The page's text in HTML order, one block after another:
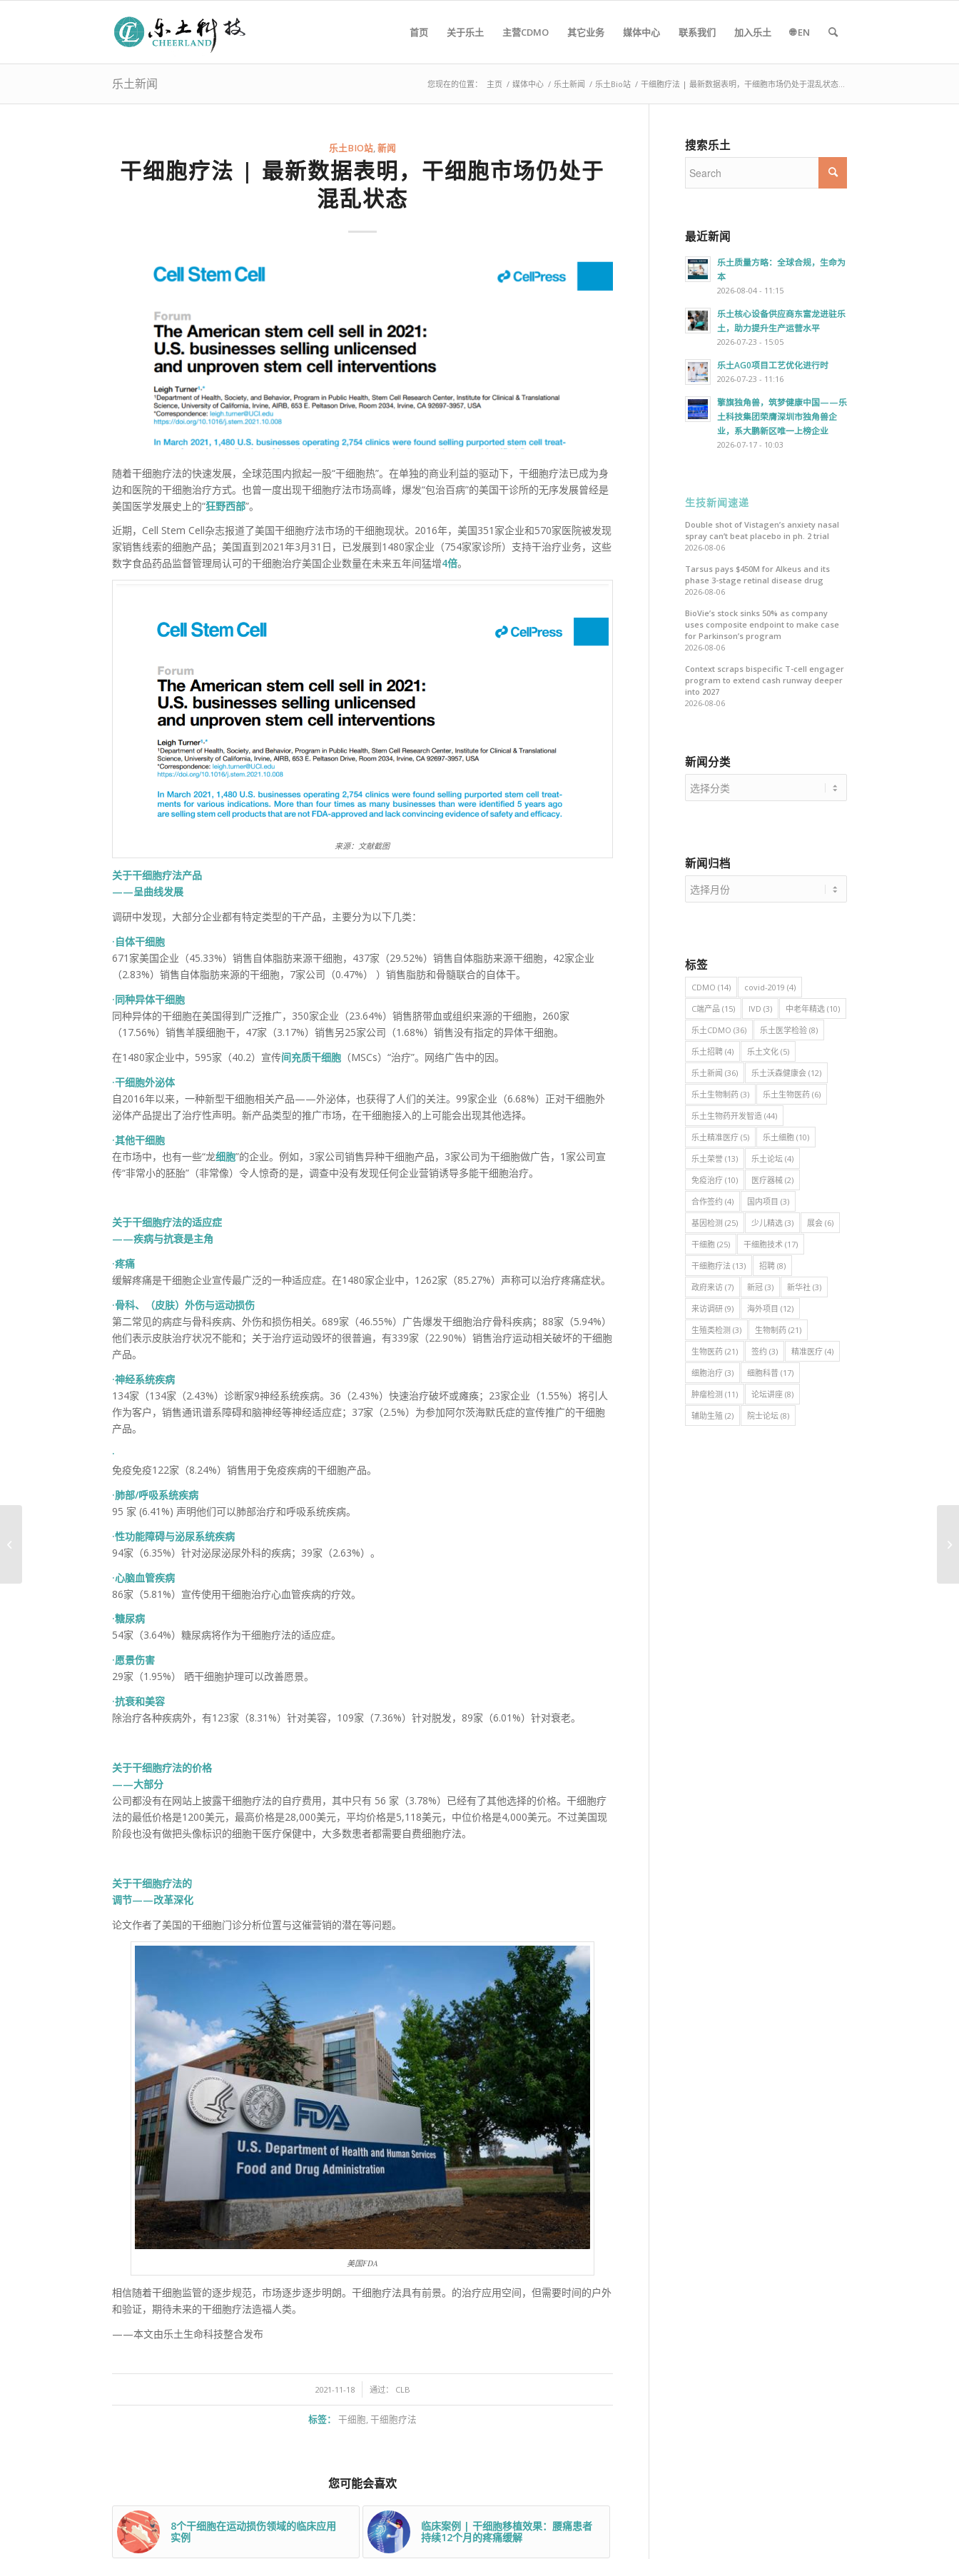
首页 关于乐土 主营CDMO 其它业务 媒体中心 联系我们 加入乐土 🌐 EN
乐土新闻 您现在的位置： 主页 / 媒体中心 / 乐土新闻 / 乐土Bio站 / 干细胞疗法 | 最新数据表明，干细胞市场仍处于混乱状态...
乐土BIO站,新闻
干细胞疗法 | 最新数据表明，干细胞市场仍处于
混乱状态
随着干细胞疗法的快速发展，全球范围内掀起一股“干细胞热”。在单独的商业利益的驱动下，干细胞疗法已成为身
边和医院的干细胞治疗方式。也曾一度出现干细胞疗法市场高峰，爆发“包治百病”的美国干诊所的无序发展曾经是
美国医学发展史上的“狂野西部”。
近期，Cell Stem Cell杂志报道了美国干细胞疗法市场的干细胞现状。2016年，美国351家企业和570家医院被发现
家销售线索的细胞产品；美国直到2021年3月31日，已发展到1480家企业（754家家诊所）支持干治疗业务，这些
数字食品药品监督管理局认可的干细胞治疗美国企业数量在未来五年间猛增4倍。
来源：文献截图
关于干细胞疗法产品
——呈曲线发展
调研中发现，大部分企业都有特定类型的干产品，主要分为以下几类：
·自体干细胞
671家美国企业（45.33%）销售自体脂肪来源干细胞，437家（29.52%）销售自体脂肪来源干细胞，42家企业
（2.83%）销售自体脂肪来源的干细胞，7家公司（0.47%） ）销售脂肪和骨髓联合的自体干。
·同种异体干细胞
同种异体的干细胞在美国得到广泛推广，350家企业（23.64%）销售脐带血或组织来源的干细胞，260家
（17.56%）销售羊膜细胞干，47家（3.17%）销售另25家公司（1.68%）销售没有指定的异体干细胞。
在1480家企业中，595家（40.2）宣传间充质干细胞 （MSCs）“治疗”。网络广告中的因。
·干细胞外泌体
自2016年以来，一种新型干细胞相关产品——外泌体，也获得了人们的关注。99家企业（6.68%）正对干细胞外
泌体产品提出了治疗性声明。新产品类型的推广市场，在干细胞接入的上可能会出现其他选择。
·其他干细胞
在市场中，也有一些“龙细胞”的企业。例如，3家公司销售异种干细胞产品，3家公司为干细胞做广告，1家公司宣
传“非常小的胚胎”（非常像）令人惊奇的是，调查中没有发现任何企业营销诱导多能干细胞治疗。
关于干细胞疗法的适应症
——疾病与抗衰是主角
·疼痛
缓解疼痛是干细胞企业宣传最广泛的一种适应症。在1480家企业中，1262家（85.27%）声称可以治疗疼痛症状。
·骨科、（皮肤）外伤与运动损伤
第二常见的病症与骨科疾病、外伤和损伤相关。689家（46.55%）广告爆发干细胞治疗骨科疾病；88家（5.94%）
他们表示皮肤治疗状况不能和；关于治疗运动毁坏的很普遍，有339家（22.90%）销售治疗运动相关破坏的干细胞
产品。
·神经系统疾病
134家（134家（2.43%）诊断家9神经系统疾病。36（2.43%）快速治疗破坏或瘫痪；23家企业（1.55%）将引人
作为客户，销售通讯谱系障碍和脑神经等神经适应症；37家（2.5%）为参加阿尔茨海默氏症的宣传推广的干细胞
产品。
·
免疫免疫122家（8.24%）销售用于免疫疾病的干细胞产品。
·肺部/呼吸系统疾病
95 家 (6.41%) 声明他们可以肺部治疗和呼吸系统疾病。
·性功能障碍与泌尿系统疾病
94家（6.35%）针对泌尿泌尿外科的疾病；39家（2.63%）。
·心脑血管疾病
86家（5.81%）宣传使用干细胞治疗心血管疾病的疗效。
·糖尿病
54家（3.64%）糖尿病将作为干细胞疗法的适应症。
·愿景伤害
29家（1.95%） 晒干细胞护理可以改善愿景。
·抗衰和美容
除治疗各种疾病外，有123家（8.31%）针对美容，109家（7.36%）针对脱发，89家（6.01%）针对衰老。
关于干细胞疗法的价格
——大部分
公司都没有在网站上披露干细胞疗法的自疗费用，其中只有 56 家（3.78%）已经有了其他选择的价格。干细胞疗
法的最低价格是1200美元，最高价格是28,000美元，平均价格是5,118美元，中位价格是4,000美元。不过美国现
阶段也没有做把头像标识的细胞干医疗保健中，大多数患者都需要自费细胞疗法。
关于干细胞疗法的
调节——改革深化
论文作者了美国的干细胞门诊分析位置与这催营销的潜在等问题。
美国FDA
相信随着干细胞监管的逐步规范，市场逐步逐步明朗。干细胞疗法具有前景。的治疗应用空间，但需要时间的户外
和验证，期待未来的干细胞疗法造福人类。
——本文由乐土生命科技整合发布
2021-11-18
/ 通过： CLB
标签： 干细胞, 干细胞疗法
您可能会喜欢
8个干细胞在运动损伤领域的临床应用
实例
临床案例 | 干细胞移植效果：腰痛患者
持续12个月的疼痛缓解
搜索乐土
最近新闻
乐土质量方略：全球合规，生命为
本
2026-08-04 - 11:15
乐土核心设备供应商东富龙进驻乐
土，助力提升生产运营水平
2026-07-23 - 15:05
乐土AG0项目工艺优化进行时
2026-07-23 - 11:16
擎旗独角兽，筑梦健康中国——乐
土科技集团荣膺深圳市独角兽企
业，系大鹏新区唯一上榜企业
2026-07-17 - 10:03
生技新闻速递
Double shot of Vistagen’s anxiety nasal
spray can’t beat placebo in ph. 2 trial
2026-08-06
Tarsus pays $450M for Alkeus and its
phase 3-stage retinal disease drug
2026-08-06
BioVie’s stock sinks 50% as company
uses composite endpoint to make case
for Parkinson’s program
2026-08-06
Context scraps bispecific T-cell engager
program to extend cash runway deeper
into 2027
2026-08-06
新闻分类
新
闻
新闻归档
标签
CDMO (14) covid-2019 (4)
C端产品 (15) IVD (3) 中老年精选(10)
乐土CDMO (36) 乐土医学检验(8)
乐土招聘(4) 乐土文化(5)
乐土新闻 (36) 乐土沃森健康会(12)
乐土生物制药(3) 乐土生物医药(6)
乐土生物药开发智造(44)
乐土精准医疗(5) 乐土细胞(10)
乐土荣誉(13) 乐土论坛(4)
免疫治疗(10) 医疗器械(2)
合作签约 (4) 国内项目 (3)
基因检测 (25) 少儿精选(3) 展会(6)
干细胞(25) 干细胞技术(17)
干细胞疗法(13) 招聘(8)
政府来访(7) 新冠(3) 新华社(3)
来访调研(9) 海外项目 (12)
生殖类检测 (3) 生物制药(21)
生物医药(21) 签约 (3) 精准医疗(4)
细胞治疗(3) 细胞科普(17)
肿瘤检测 (11) 论坛讲座(8)
辅助生殖 (2) 院士论坛(8)
深圳卫视 | 乐土生命科
技展翅腾飞，助力打造